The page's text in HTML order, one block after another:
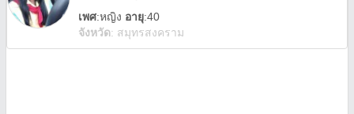
เพศ:หญิง อายุ:40
จังหวัด: สมุทรสงคราม